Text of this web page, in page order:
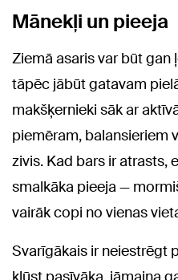
Mānekļi un pieeja
Ziemā asaris var būt gan
tāpēc jābūt gatavam
makšķernieki sāk ar
piemēram, balansieriem
zivis. Kad bars ir atrasts,
smalkāka pieeja —
vairāk copi no vienas
Svarīgākais ir neiestrēgt